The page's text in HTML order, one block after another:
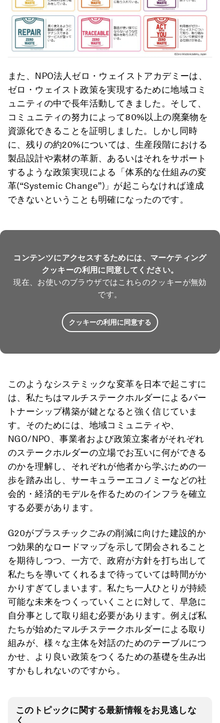
また、NPO法人ゼロ・ウェイストアカデミーは、
ゼロ・ウェイスト政策を実現するために地域コミ
ュニティの中で長年活動してきました。そして、
コミュニティの努力によって80%以上の廃棄物を
資源化できることを証明しました。しかし同時
に、残りの約20%については、生産段階における
製品設計や素材の革新、あるいはそれをサポート
するような政策実現による「体系的な仕組みの変
革(“Systemic Change”)」が起こらなければ達成
できないということも明確になったのです。
コンテンツにアクセスするためには、マーケティング
クッキーの利用に同意してください。
現在、お使いのブラウザではこれらのクッキーが無効
です。
クッキーの利用に同意する
このようなシステミックな変革を日本で起こすに
は、私たちはマルチステークホルダーによるパー
トナーシップ構築が鍵となると強く信じていま
す。そのためには、地域コミュニティや、
NGO/NPO、事業者および政策立案者がそれぞれ
のステークホルダーの立場でお互いに何ができる
のかを理解し、それぞれが他者から学ぶための一
歩を踏み出し、サーキュラーエコノミーなどの社
会的・経済的モデルを作るためのインフラを確立
する必要があります。
G20がプラスチックごみの削減に向けた建設的か
つ効果的なロードマップを示して閉会されること
を期待しつつ、一方で、政府が方針を打ち出して
私たちを導いてくれるまで待っていては時間がか
かりすぎてしまいます。私たち一人ひとりが持続
可能な未来をつくっていくことに対して、早急に
自分事として取り組む必要があります。例えば私
たちが始めたマルチステークホルダーによる取り
組みが、様々な主体を対話のためのテーブルにつ
かせ、より良い政策をつくるための基礎を生み出
すかもしれないのですから。
このトピックに関する最新情報をお見逃しな
く